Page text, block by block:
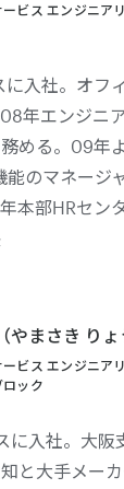
ービス エンジニア
入社。オフ
年エンジニ
める。09年
のマネージ
本部HRセン
やまさき りょ
ービス エンジニア
ック
入社。大阪
と大手メー